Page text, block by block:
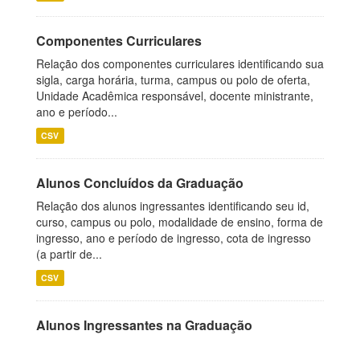
Componentes Curriculares
Relação dos componentes curriculares identificando sua
sigla, carga horária, turma, campus ou polo de oferta,
Unidade Acadêmica responsável, docente ministrante,
ano e período...
CSV
Alunos Concluídos da Graduação
Relação dos alunos ingressantes identificando seu id,
curso, campus ou polo, modalidade de ensino, forma de
ingresso, ano e período de ingresso, cota de ingresso
(a partir de...
CSV
Alunos Ingressantes na Graduação